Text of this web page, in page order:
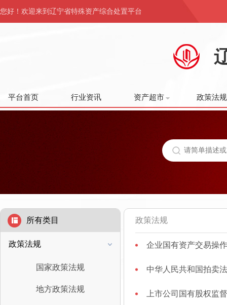
您好！欢迎来到辽宁省特殊资产综合处置平台
平台首页 行业资讯 资产超市 政策法规
所有类目
政策法规
国家政策法规
地方政策法规
政策法规
企业国有资产交易操
中华人民共和国拍卖
上市公司国有股权监